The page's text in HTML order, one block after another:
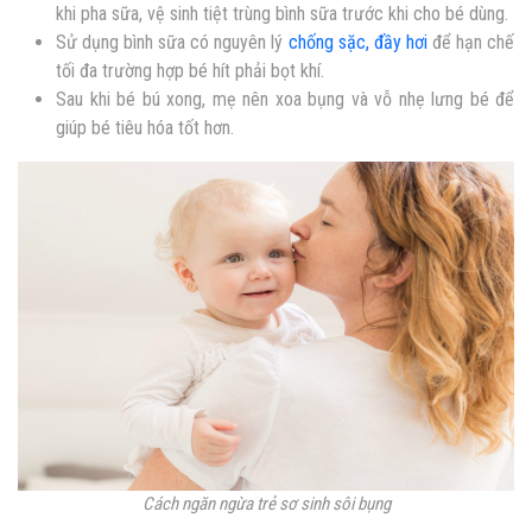
khi pha sữa, vệ sinh tiệt trùng bình sữa trước khi cho bé dùng.
Sử dụng bình sữa có nguyên lý chống sặc, đầy hơi để hạn chế
tối đa trường hợp bé hít phải bọt khí.
Sau khi bé bú xong, mẹ nên xoa bụng và vỗ nhẹ lưng bé để
giúp bé tiêu hóa tốt hơn.
Cách ngăn ngừa trẻ sơ sinh sôi bụng